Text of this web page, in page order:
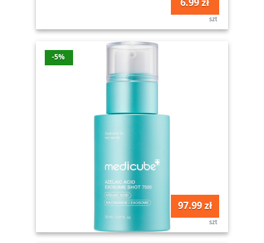
szt
-5%
97.99 zł
szt